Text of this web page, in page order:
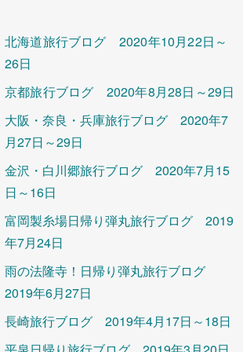
北海道旅行ブログ 2020年10月22日～
26日
京都旅行ブログ 2020年8月28日～29日
大阪・奈良・兵庫旅行ブログ 2020年7
月27日～29日
金沢・白川郷旅行ブログ 2020年7月15
日～16日
富岡製糸場日帰り弾丸旅行ブログ 2019
年7月24日
雨の法隆寺！日帰り弾丸旅行ブログ
2019年6月27日
長崎旅行ブログ 2019年4月17日～18日